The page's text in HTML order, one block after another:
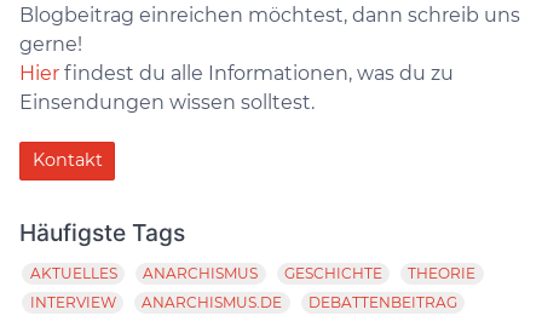
Blogbeitrag einreichen möchtest, dann schreib uns
gerne!
Hier findest du alle Informationen, was du zu
Einsendungen wissen solltest.
Kontakt
Häufigste Tags
AKTUELLES ANARCHISMUS GESCHICHTE
THEORIE
INTERVIEW
ANARCHISMUS.DE
DEBATTENBEITRAG